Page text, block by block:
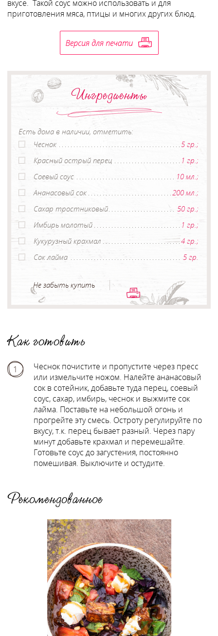
вкусе. Такой соус можно использовать и для
приготовления мяса, птицы и многих других блюд.
Ингредиенты
Есть дома в наличии, отметить:
Чеснок
5 гр.;
Красный острый перец
1 гр.;
Соевый соус
10 мл.;
Ананасовый сок
200 мл.;
Сахар тростниковый
50 гр.;
Имбирь молотый
1 гр.;
Кукурузный крахмал
4 гр.;
Сок лайма
5 гр.
Не забыть купить
Как готовить
1
Чеснок почистите и пропустите через пресс
или измельчите ножом. Налейте ананасовый
сок в сотейник, добавьте туда перец, соевый
соус, сахар, имбирь, чеснок и выжмите сок
лайма. Поставьте на небольшой огонь и
прогрейте эту смесь. Остроту регулируйте по
вкусу, т.к. перец бывает разный. Через пару
минут добавьте крахмал и перемешайте.
Готовьте соус до загустения, постоянно
помешивая. Выключите и остудите.
Рекомендованное